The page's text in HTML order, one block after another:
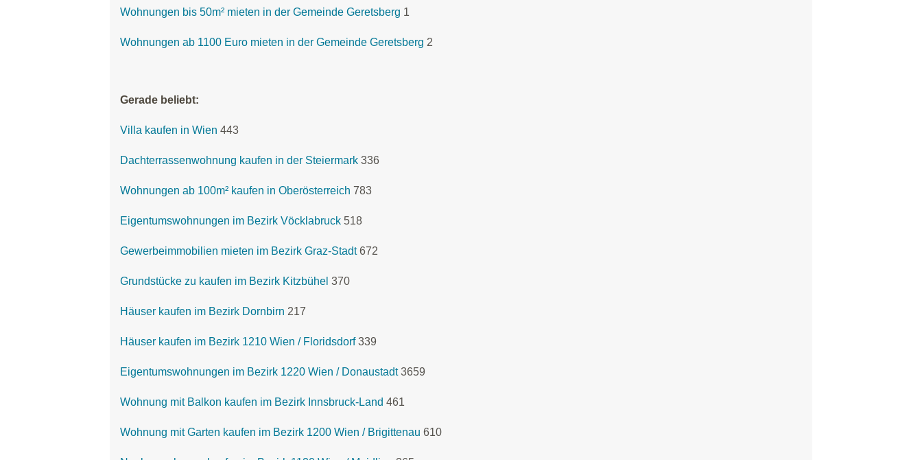
Wohnungen bis 50m² mieten in der Gemeinde Geretsberg 1
Wohnungen ab 1100 Euro mieten in der Gemeinde Geretsberg 2
Gerade beliebt:
Villa kaufen in Wien 443
Dachterrassenwohnung kaufen in der Steiermark 336
Wohnungen ab 100m² kaufen in Oberösterreich 783
Eigentumswohnungen im Bezirk Vöcklabruck 518
Gewerbeimmobilien mieten im Bezirk Graz-Stadt 672
Grundstücke zu kaufen im Bezirk Kitzbühel 370
Häuser kaufen im Bezirk Dornbirn 217
Häuser kaufen im Bezirk 1210 Wien / Floridsdorf 339
Eigentumswohnungen im Bezirk 1220 Wien / Donaustadt 3659
Wohnung mit Balkon kaufen im Bezirk Innsbruck-Land 461
Wohnung mit Garten kaufen im Bezirk 1200 Wien / Brigittenau 610